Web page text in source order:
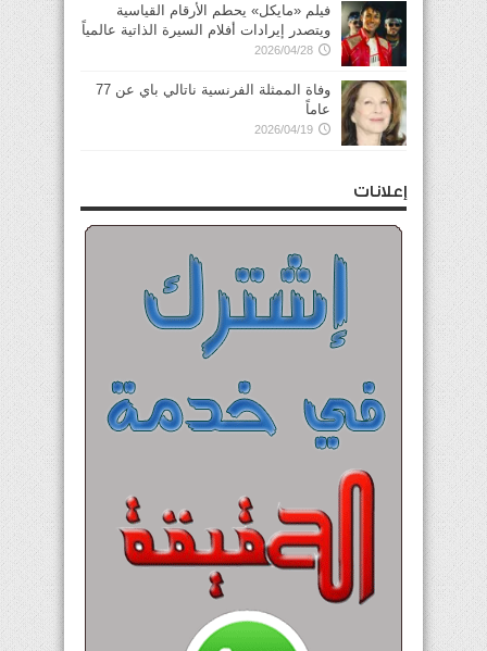
فيلم «مايكل» يحطم الأرقام القياسية
ويتصدر إيرادات أفلام السيرة الذاتية عالمياً
2026/04/28
وفاة الممثلة الفرنسية ناتالي باي عن 77
عاماً
2026/04/19
إعلانات